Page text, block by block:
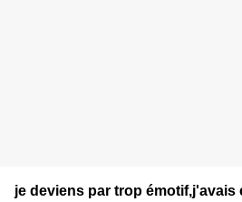
je deviens par trop